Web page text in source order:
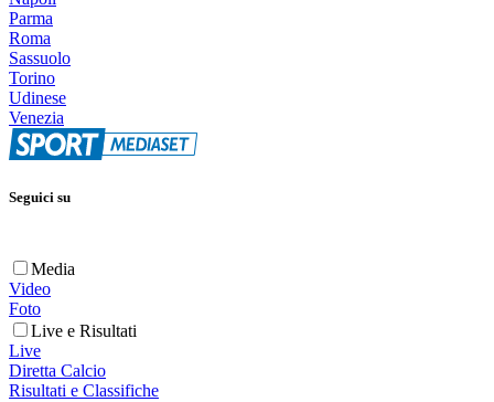
Parma
Roma
Sassuolo
Torino
Udinese
Venezia
Seguici su
Media
Video
Foto
Live e Risultati
Live
Diretta Calcio
Risultati e Classifiche